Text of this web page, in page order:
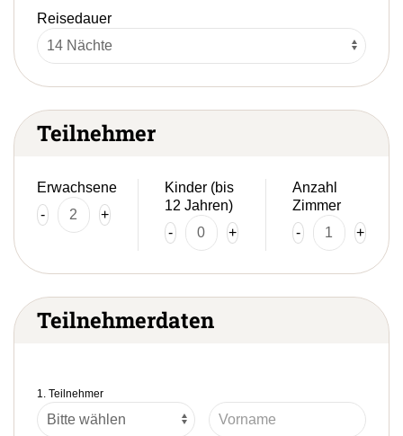
Reisedauer
Teilnehmer
Erwachsene
-
+
Kinder (bis
12 Jahren)
-
+
Anzahl
Zimmer
-
+
Teilnehmerdaten
1. Teilnehmer